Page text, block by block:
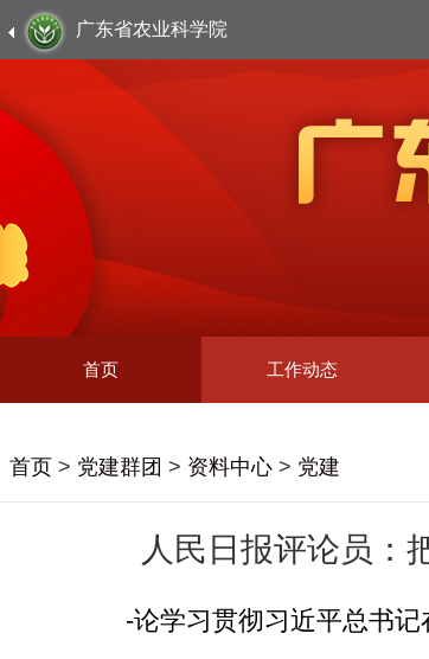
广东省农业科学院
首页 工作动态
首页 > 党建群团 > 资料中心 > 党建
人民日报评论员：
-论学习贯彻习近平总书